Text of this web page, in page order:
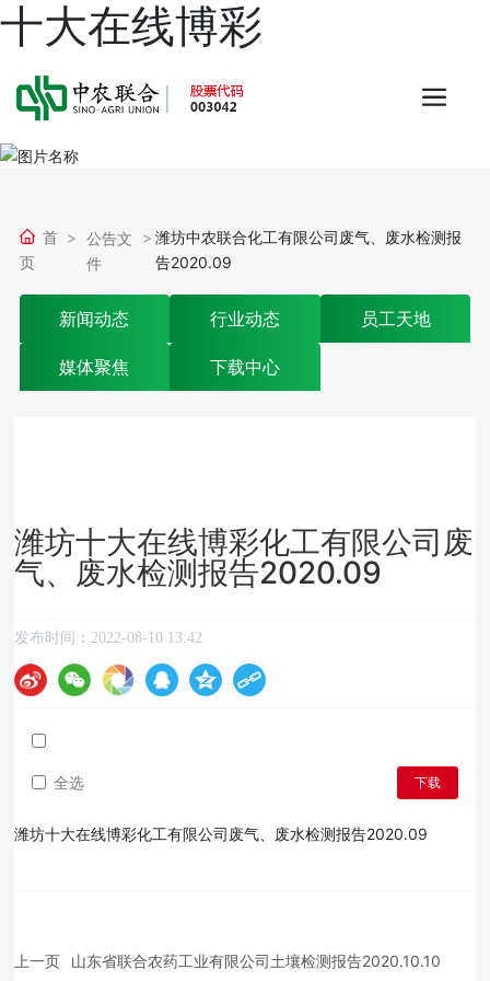
十大在线博彩
首
页
公告文
件
潍坊中农联合化工有限公司废气、废水检测报
告2020.09
新闻动态 行业动态 员工天地
媒体聚焦 下载中心
潍坊十大在线博彩化工有限公司废
气、废水检测报告2020.09
发布时间： 2022-08-10 13:42
全选 下载
潍坊十大在线博彩化工有限公司废气、废水检测报告2020.09
上一页 山东省联合农药工业有限公司土壤检测报告2020.10.10